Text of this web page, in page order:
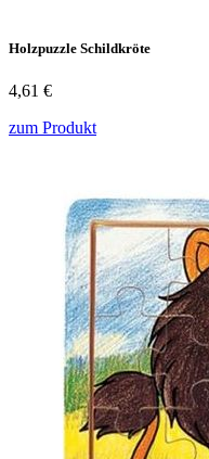
Holzpuzzle Schildkröte
4,61 €
zum Produkt